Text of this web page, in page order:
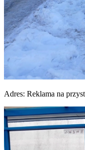
Adres: Reklama na